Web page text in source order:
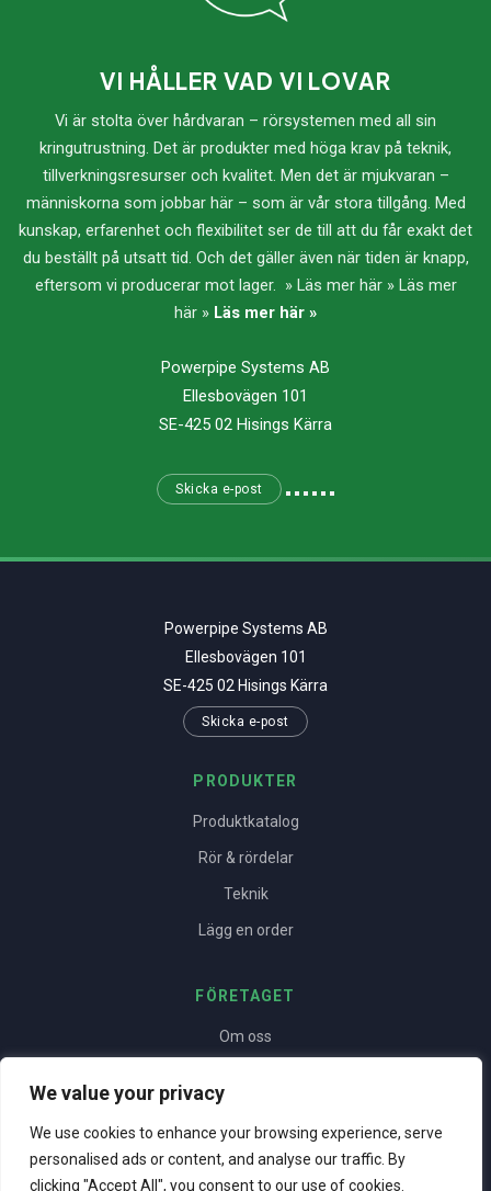
We value your privacy
We use cookies to enhance your browsing experience, serve
personalised ads or content, and analyse our traffic. By
clicking "Accept All", you consent to our use of cookies.
VI HÅLLER VAD VI LOVAR
Vi är stolta över hårdvaran – rörsystemen med all sin
kringutrustning. Det är produkter med höga krav på teknik,
tillverkningsresurser och kvalitet. Men det är mjukvaran –
människorna som jobbar här – som är vår stora tillgång. Med
kunskap, erfarenhet och flexibilitet ser de till att du får exakt det
du beställt på utsatt tid. Och det gäller även när tiden är knapp,
eftersom vi producerar mot lager. » Läs mer här » Läs mer
här » Läs mer här »
Powerpipe Systems AB
Ellesbovägen 101
SE-425 02 Hisings Kärra
Skicka e-post
Powerpipe Systems AB
Ellesbovägen 101
SE-425 02 Hisings Kärra
Skicka e-post
PRODUKTER
Produktkatalog
Rör & rördelar
Teknik
Lägg en order
FÖRETAGET
Om oss
Kontakt